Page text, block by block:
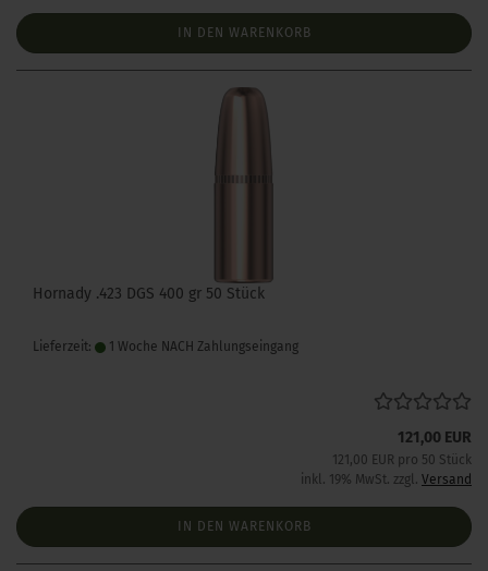
IN DEN WARENKORB
Hornady .423 DGS 400 gr 50 Stück
Lieferzeit: 1 Woche NACH Zahlungseingang
121,00 EUR
121,00 EUR pro 50 Stück
inkl. 19% MwSt. zzgl. Versand
IN DEN WARENKORB